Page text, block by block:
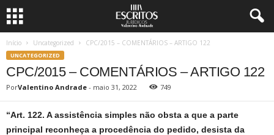
Início Uncategorized CPC/2015 – COMENTÁRIOS – ARTIGO 122
UNCATEGORIZED
CPC/2015 – COMENTÁRIOS – ARTIGO 122
PorValentino Andrade - maio 31, 2022 749
“Art. 122. A assistência simples não obsta a que a parte
principal reconheça a procedência do pedido, desista da